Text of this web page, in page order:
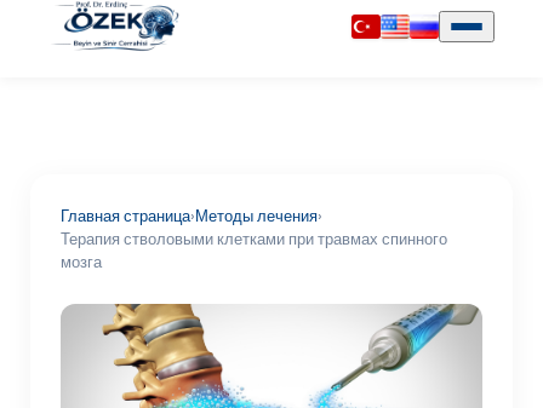
Главная страница›Методы лечения›
Терапия стволовыми клетками при травмах спинного
мозга